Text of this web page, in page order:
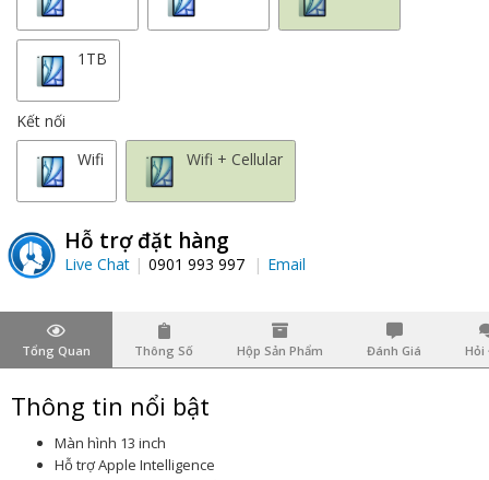
1TB
Kết nối
Wifi
Wifi + Cellular
Hỗ trợ đặt hàng
Live Chat 0901 993 997 Email
Tổng Quan Thông Số Hộp Sản Phẩm Đánh Giá Hỏi
Thông tin nổi bật
Màn hình 13 inch
Hỗ trợ Apple Intelligence